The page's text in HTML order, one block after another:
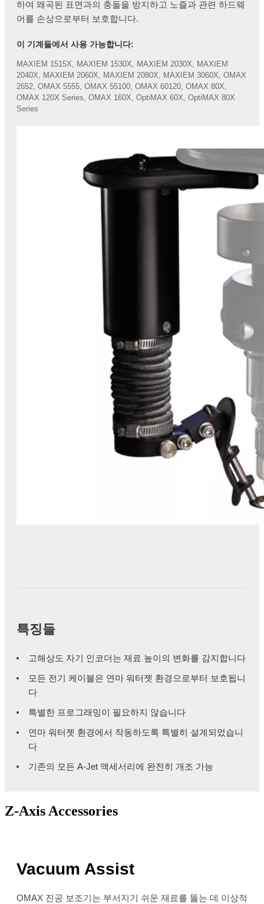
하여 왜곡된 표면과의 충돌을 방지하고 노즐과 관련 하드웨
어를 손상으로부터 보호합니다.
이 기계들에서 사용 가능합니다:
MAXIEM 1515X, MAXIEM 1530X, MAXIEM 2030X, MAXIEM
2040X, MAXIEM 2060X, MAXIEM 2080X, MAXIEM 3060X, OMAX
2652, OMAX 5555, OMAX 55100, OMAX 60120, OMAX 80X,
OMAX 120X Series, OMAX 160X, OptiMAX 60X, OptiMAX 80X
Series
특징들
고해상도 자기 인코더는 재료 높이의 변화를 감지합니다
모든 전기 케이블은 연마 워터젯 환경으로부터 보호됩니
다
특별한 프로그래밍이 필요하지 않습니다
연마 워터젯 환경에서 작동하도록 특별히 설계되었습니
다
기존의 모든 A-Jet 액세서리에 완전히 개조 가능
Z-Axis Accessories
Vacuum Assist
OMAX 진공 보조기는 부서지기 쉬운 재료를 뚫는 데 이상적